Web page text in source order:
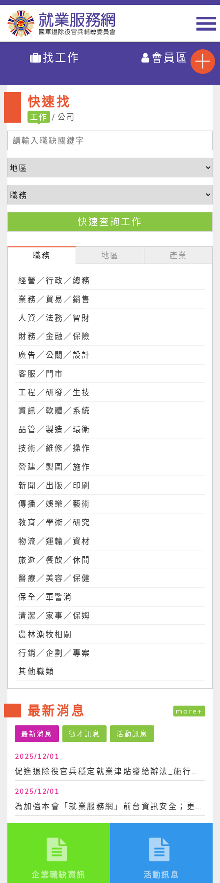
找工作 會員區
快速找
工作 公司
職務 地區 產業
經營／行政／總務
業務／貿易／銷售
人資／法務／智財
財務／金融／保險
廣告／公關／設計
客服／門市
工程／研發／生技
資訊／軟體／系統
品管／製造／環衛
技術／維修／操作
營建／製圖／施作
新聞／出版／印刷
傳播／娛樂／藝術
教育／學術／研究
物流／運輸／資材
旅遊／餐飲／休閒
醫療／美容／保健
保全／軍警消
清潔／家事／保姆
農林漁牧相關
行銷／企劃／專案
其他職類
最新消息 more+
最新消息 徵才訊息 活動訊息
2025/12/01
2025/12/01
企業職缺資訊 活動訊息